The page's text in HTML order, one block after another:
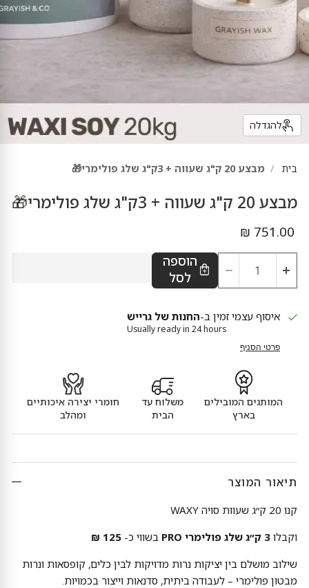
להגדלה
בית מבצע 20 ק"ג שעווה + 3ק"ג שלג פולימרי🎁
מבצע 20 ק"ג שעווה + 3ק"ג שלג פולימרי🎁
מחיר נוכחי
751.00 ₪
הוספה
לסל
איסוף עצמי זמין ב-החנות של גרייש
Usually ready in 24 hours
פרטי הסניף
המותגים המובילים
בארץ
משלוח עד
הבית
חומרי יצירה איכותיים
ומהלב
תיאור המוצר
קנו 20 ק״ג שעוות סויה WAXY
וקבלו 3 ק״ג שלג פולימרי PRO בשווי כ- 125 ₪
שילוב מושלם בין יציקות נרות מדויקות לבין כלים, קופסאות ונרות
מבטון פולימרי – לעבודה ביתית, סדנאות וייצור בכמויות.